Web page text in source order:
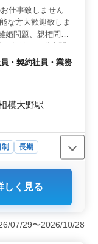
レスを軽減し、
す。 ＜ベテラ
実績があり、
ます。また、男
た職場文化が根
仕事致しません
な方大歓迎致しま
婚問題、親権問
、相続、不動産問
ント・ 週休2日制
・契約社員・業務
模大野駅
長期
業務委託
位置する法律事
から遺言書作
、幅広い法務
しく見る
07/29〜2026/10/28